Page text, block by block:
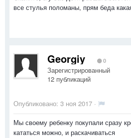
все стулья поломаны, прям беда
Georgiy 0
Зарегистрированный
12 публикаций
Опубликовано: 3 ноя 2017 ·
Мы своему ребенку покупали сразу
кататься можно, и раскачиваться